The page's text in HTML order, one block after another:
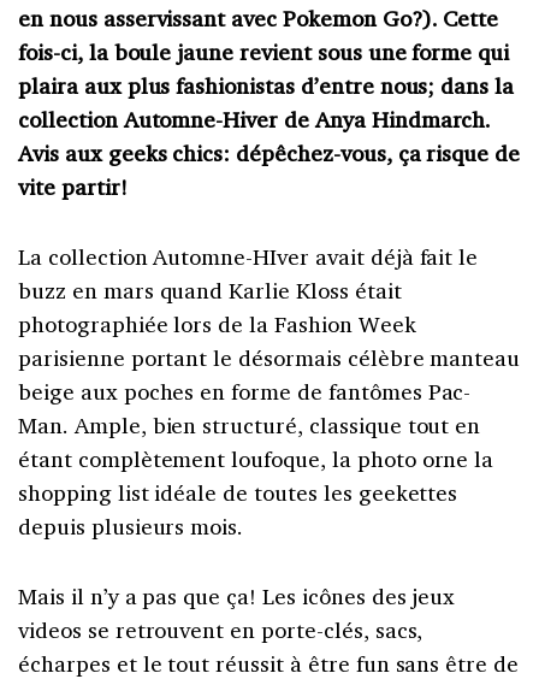
en nous asservissant avec Pokemon Go?). Cette
fois-ci, la boule jaune revient sous une forme qui
plaira aux plus fashionistas d’entre nous; dans la
collection Automne-Hiver de Anya Hindmarch.
Avis aux geeks chics: dépêchez-vous, ça risque de
vite partir!
La collection Automne-HIver avait déjà fait le
buzz en mars quand Karlie Kloss était
photographiée lors de la Fashion Week
parisienne portant le désormais célèbre manteau
beige aux poches en forme de fantômes Pac-
Man. Ample, bien structuré, classique tout en
étant complètement loufoque, la photo orne la
shopping list idéale de toutes les geekettes
depuis plusieurs mois.
Mais il n’y a pas que ça! Les icônes des jeux
videos se retrouvent en porte-clés, sacs,
écharpes et le tout réussit à être fun sans être de